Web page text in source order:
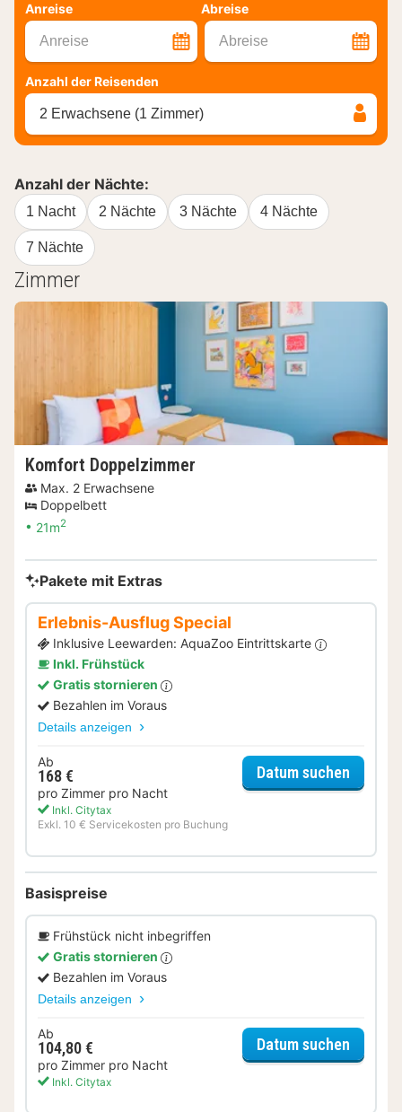
Anreise Abreise
Anreise Abreise
Anzahl der Reisenden
2 Erwachsene (1 Zimmer)
Anzahl der Nächte:
1 Nacht 2 Nächte 3 Nächte 4 Nächte
7 Nächte
Zimmer
Komfort Doppelzimmer
Max. 2 Erwachsene
Doppelbett
21m2
Pakete mit Extras
Erlebnis-Ausflug Special
Inklusive Leewarden: AquaZoo Eintrittskarte
Inkl. Frühstück
Gratis stornieren
Bezahlen im Voraus
Details anzeigen
Ab
168 €
pro Zimmer pro Nacht
Inkl. Citytax
Exkl. 10 € Servicekosten pro Buchung
Datum suchen
Basispreise
Frühstück nicht inbegriffen
Gratis stornieren
Bezahlen im Voraus
Details anzeigen
Ab
104,80 €
pro Zimmer pro Nacht
Inkl. Citytax
Datum suchen